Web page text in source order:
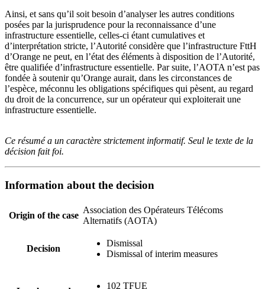
Ainsi, et sans qu’il soit besoin d’analyser les autres conditions
posées par la jurisprudence pour la reconnaissance d’une
infrastructure essentielle, celles-ci étant cumulatives et
d’interprétation stricte, l’Autorité considère que l’infrastructure FttH
d’Orange ne peut, en l’état des éléments à disposition de l’Autorité,
être qualifiée d’infrastructure essentielle. Par suite, l’AOTA n’est pas
fondée à soutenir qu’Orange aurait, dans les circonstances de
l’espèce, méconnu les obligations spécifiques qui pèsent, au regard
du droit de la concurrence, sur un opérateur qui exploiterait une
infrastructure essentielle.
Ce résumé a un caractère strictement informatif. Seul le texte de la
décision fait foi.
Information about the decision
Origin of the case
Association des Opérateurs Télécoms
Alternatifs (AOTA)
Decision
Dismissal
Dismissal of interim measures
102 TFUE